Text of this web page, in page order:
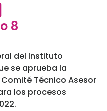
8
del Instituto
se aprueba la
Técnico Asesor
los procesos